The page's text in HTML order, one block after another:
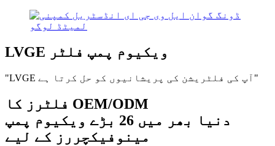
LVGE ویکیوم پمپ فلٹر
"LVGE آپ کی فلٹریشن کی پریشانیوں کو حل کرتا ہے"
فلٹرز کا OEM/ODM
دنیا بھر میں 26 بڑے ویکیوم پمپ
مینوفیکچررز کے لیے